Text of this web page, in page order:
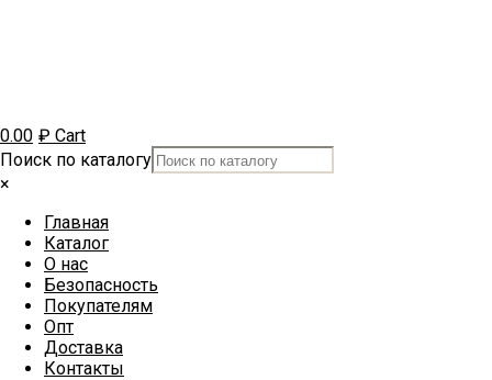
0.00 ₽ Cart
Поиск по каталогу
×
Главная
Каталог
О нас
Безопасность
Покупателям
Опт
Доставка
Контакты